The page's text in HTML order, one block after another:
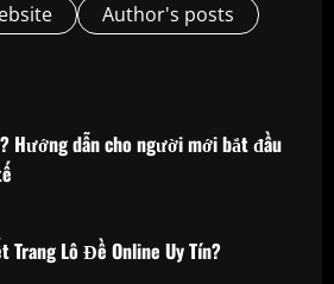
Author's posts
Hướng dẫn cho người mới bắt đầu
Trang Lô Đề Online Uy Tín?